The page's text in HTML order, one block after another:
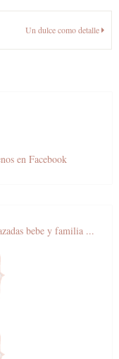
Un dulce como detalle